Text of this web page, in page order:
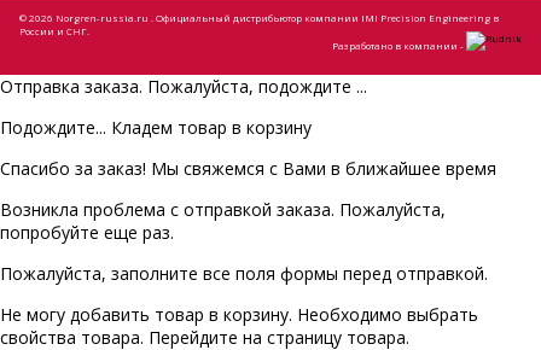
© 2026 Norgren-russia.ru . Официальный дистрибьютор компании IMI Precision Engineering в
России и СНГ.
Разработано в компании -
Отправка заказа. Пожалуйста, подождите ...
Подождите... Кладем товар в корзину
Спасибо за заказ! Мы свяжемся с Вами в ближайшее время
Возникла проблема с отправкой заказа. Пожалуйста,
попробуйте еще раз.
Пожалуйста, заполните все поля формы перед отправкой.
Не могу добавить товар в корзину. Необходимо выбрать
свойства товара. Перейдите на страницу товара.